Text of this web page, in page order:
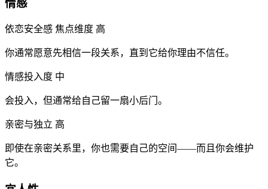
情感
依恋安全感 焦点维度 高
你通常愿意先相信一段关系，直到它给你理由不信任。
情感投入度 中
会投入，但通常给自己留一扇小后门。
亲密与独立 高
即使在亲密关系里，你也需要自己的空间——而且你会维护
它。